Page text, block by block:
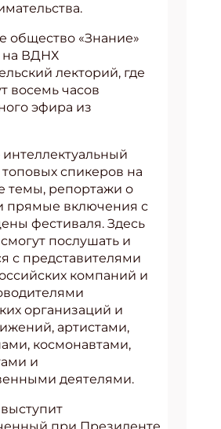
общество «Знание»
на ВДНХ
лекторий, где
восемь часов
эфира из
интеллектуальный
топовых спикеров на
темы, репортажи о
прямые включения с
фестиваля. Здесь
послушать и
с представителями
компаний и
организаций и
артистами,
космонавтами,
и
деятелями.